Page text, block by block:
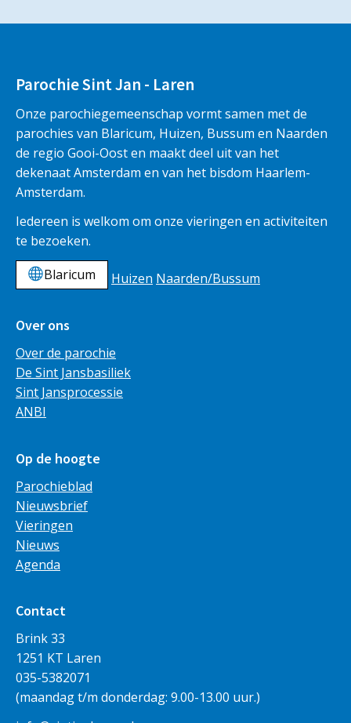
Parochie Sint Jan - Laren
Onze parochiegemeenschap vormt samen met de
parochies van Blaricum, Huizen, Bussum en Naarden
de regio Gooi-Oost en maakt deel uit van het
dekenaat Amsterdam en van het bisdom Haarlem-
Amsterdam.
Iedereen is welkom om onze vieringen en activiteiten
te bezoeken.
Blaricum
Huizen Naarden/Bussum
Over ons
Over de parochie
De Sint Jansbasiliek
Sint Jansprocessie
ANBI
Op de hoogte
Parochieblad
Nieuwsbrief
Vieringen
Nieuws
Agenda
Contact
Brink 33
1251 KT Laren
035-5382071
(maandag t/m donderdag: 9.00-13.00 uur.)